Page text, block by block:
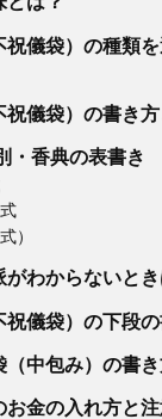
祝儀袋）の種類
祝儀袋）の書き
・香典の表書き
）
がわからないとき
祝儀袋）の下段
（中包み）の書
お金の入れ方と